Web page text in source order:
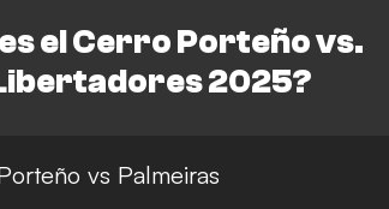
el Cerro Porteño vs.
2025?
vs Palmeiras